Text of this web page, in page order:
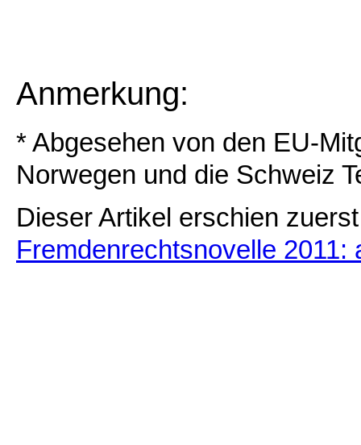
Anmerkung:
* Abgesehen von den EU-
Norwegen und die Schweiz
Dieser Artikel erschien
Fremdenrechtsnovelle